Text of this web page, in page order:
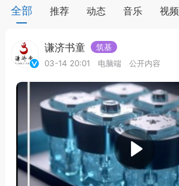
，华夏中医人：家门口的中医人！
节气气象
·特急预警】关
节返乡期间“闪
全部 推荐 动态 音乐 视频
谦济书童
筑基
03-14 20:01
电脑端 公开内容